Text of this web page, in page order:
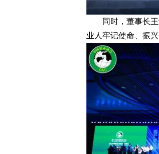
同时，董事长王
业人牢记使命、振